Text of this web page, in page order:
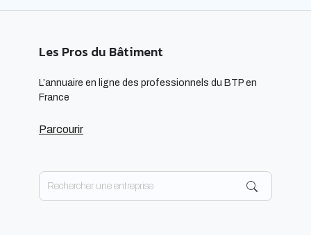
Les Pros du Bâtiment
L’annuaire en ligne des professionnels du BTP en
France
Parcourir